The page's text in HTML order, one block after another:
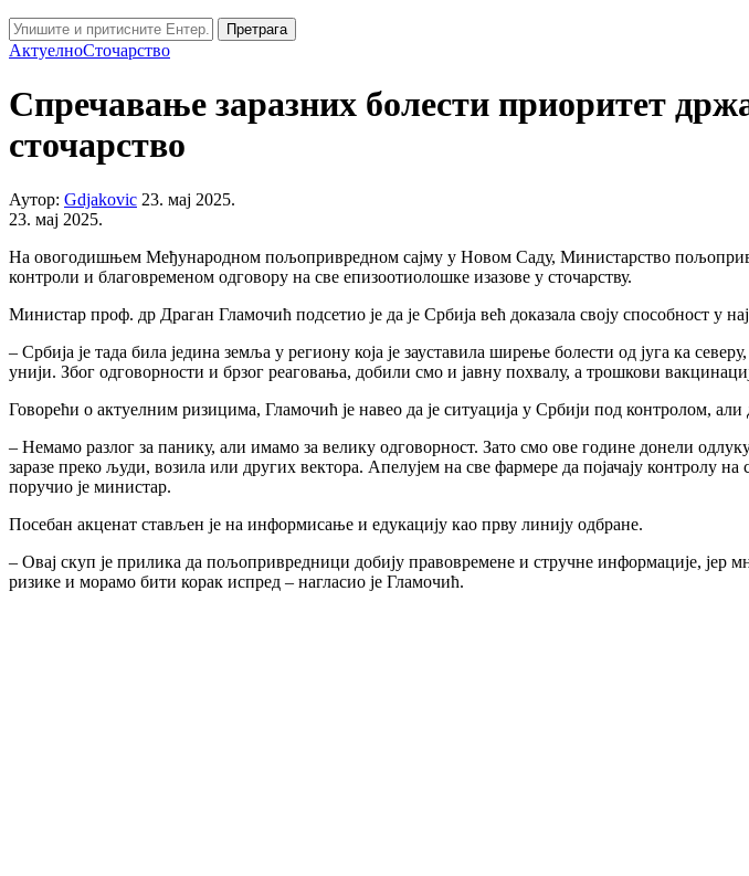
Претрага
АктуелноСточарство
Спречавање заразних болести приоритет
сточарство
Аутор: Gdjakovic 23. мај 2025.
23. мај 2025.
На овогодишњем Међународном пољопривредном сајму у Новом Саду, Министарство
контроли и благовременом одговору на све епизоотиолошке изазове у сточарству.
Министар проф. др Драган Гламочић подсетио је да је Србија већ доказала своју способност у
– Србија је тада била једина земља у региону која је зауставила ширење болести од југа ка
унији. Због одговорности и брзог реаговања, добили смо и јавну похвалу, а трошкови
Говорећи о актуелним ризицима, Гламочић је навео да је ситуација у Србији под контролом, али
– Немамо разлог за панику, али имамо за велику одговорност. Зато смо ове године донели
заразе преко људи, возила или других вектора. Апелујем на све фармере да појачају
поручио је министар.
Посебан акценат стављен је на информисање и едукацију као прву линију одбране.
– Овај скуп је прилика да пољопривредници добију правовремене и стручне информације,
ризике и морамо бити корак испред – нагласио је Гламочић.